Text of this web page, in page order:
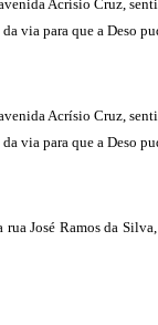
Acrísio Cruz,
via para que a Deso
Acrísio Cruz,
via para que a Deso
José Ramos da